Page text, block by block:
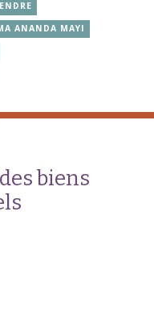
ANANDA MAYI
biens